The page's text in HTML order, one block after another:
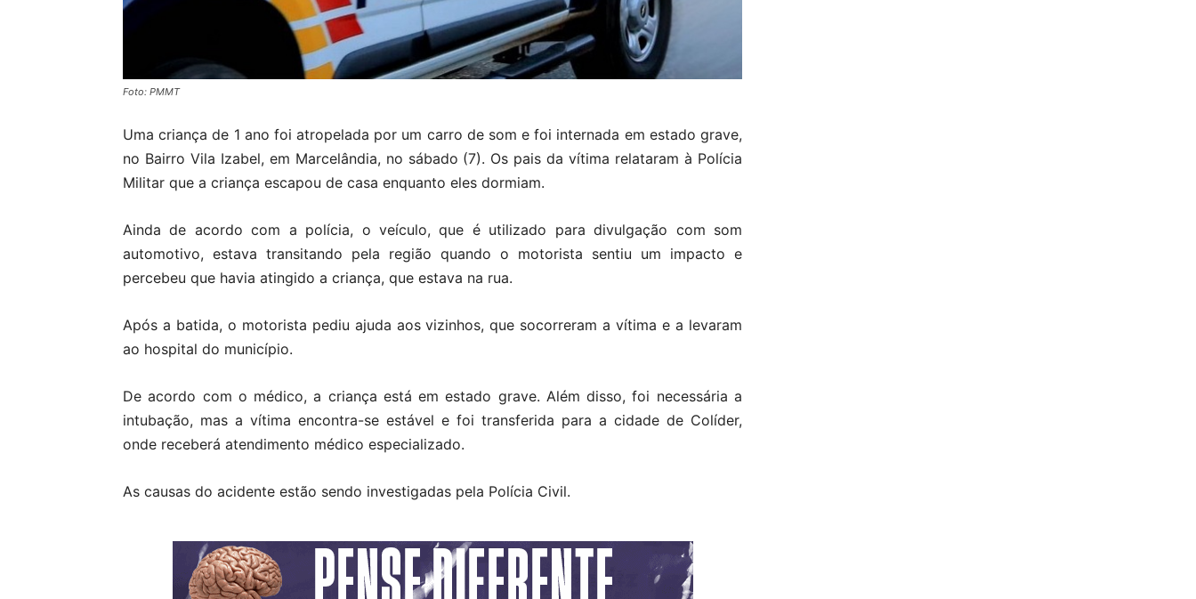
Foto: PMMT
Uma criança de 1 ano foi atropelada por um carro de som e foi internada em estado grave,
no Bairro Vila Izabel, em Marcelândia, no sábado (7). Os pais da vítima relataram à Polícia
Militar que a criança escapou de casa enquanto eles dormiam.
Ainda de acordo com a polícia, o veículo, que é utilizado para divulgação com som
automotivo, estava transitando pela região quando o motorista sentiu um impacto e
percebeu que havia atingido a criança, que estava na rua.
Após a batida, o motorista pediu ajuda aos vizinhos, que socorreram a vítima e a levaram
ao hospital do município.
De acordo com o médico, a criança está em estado grave. Além disso, foi necessária a
intubação, mas a vítima encontra-se estável e foi transferida para a cidade de Colíder,
onde receberá atendimento médico especializado.
As causas do acidente estão sendo investigadas pela Polícia Civil.